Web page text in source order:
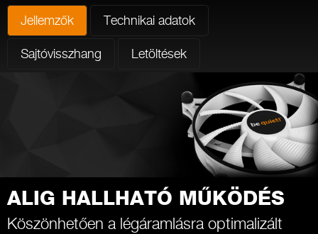
Jellemzők Technikai adatok
Sajtóvisszhang Letöltések
ALIG HALLHATÓ MŰKÖDÉS
Köszönhetően a légáramlásra optimalizált